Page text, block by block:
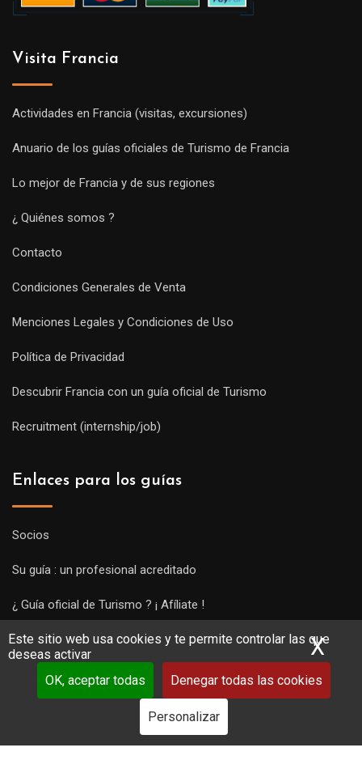
Este sitio web usa cookies y te permite controlar las que
deseas activar
OK, aceptar todas
Denegar todas las cookies
Personalizar
X
Visita Francia
Actividades en Francia (visitas, excursiones)
Anuario de los guías oficiales de Turismo de Francia
Lo mejor de Francia y de sus regiones
¿ Quiénes somos ?
Contacto
Condiciones Generales de Venta
Menciones Legales y Condiciones de Uso
Política de Privacidad
Descubrir Francia con un guía oficial de Turismo
Recruitment (internship/job)
Enlaces para los guías
Socios
Su guía : un profesional acreditado
¿ Guía oficial de Turismo ? ¡ Afíliate !
Subir una visita y empezar a trabajar !